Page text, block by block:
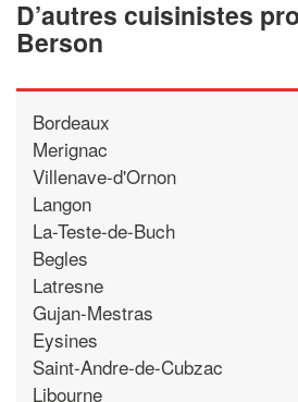
D’autres cuisinistes
Berson
Bordeaux
Merignac
Villenave-d'Ornon
Langon
La-Teste-de-Buch
Begles
Latresne
Gujan-Mestras
Eysines
Saint-Andre-de-Cubzac
Libourne